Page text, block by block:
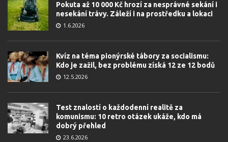
Pokuta až 10 000 Kč hrozí za nesprávné sekání i
nesekání trávy. Záleží i na prostředku a lokaci
1.6.2026
Kvíz na téma pionýrské tábory za socialismu:
Kdo je zažil, bez problému získá 12 ze 12 bodů
12.5.2026
Test znalostí o každodenní realitě za
komunismu: 10 retro otázek ukáže, kdo má
dobrý přehled
23.6.2026